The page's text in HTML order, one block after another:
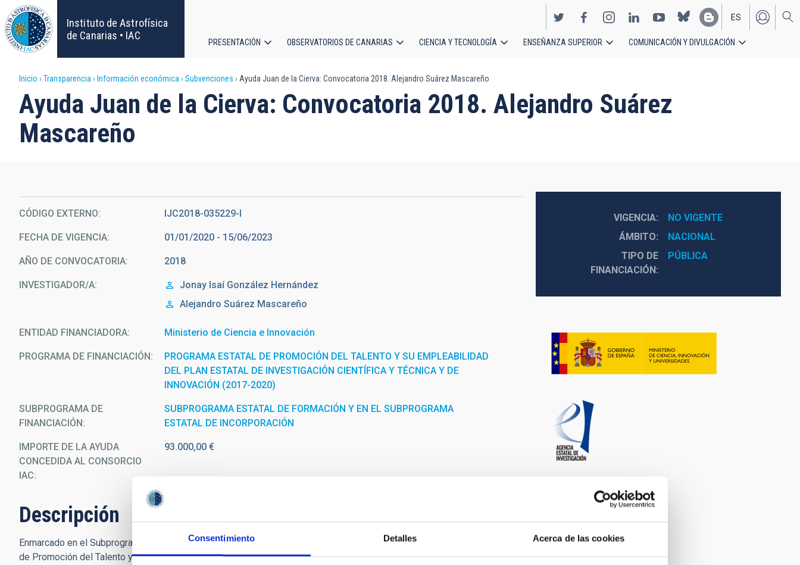
Consentimiento Detalles Acerca de las cookies
Pasar
al
contenido
principal
Instituto de Astrofísica
de Canarias • IAC
EN
ES
principal
PRESENTACIÓN OBSERVATORIOS DE CANARIAS CIENCIA Y TECNOLOGÍA ENSEÑANZA SUPERIOR COMUNICACIÓN Y DIVULGACIÓN
Sobrescribir
enlaces
de
a
la
navegación
Inicio Transparencia Información económica Subvenciones Ayuda Juan de la Cierva: Convocatoria 2018. Alejandro Suárez Mascareño
Ayuda Juan de la Cierva: Convocatoria 2018. Alejandro Suárez
Mascareño
CÓDIGO EXTERNO IJC2018-035229-I
FECHA DE VIGENCIA 01/01/2020 - 15/06/2023
AÑO DE CONVOCATORIA 2018
INVESTIGADOR/A Jonay Isaí González Hernández
Alejandro Suárez Mascareño
ENTIDAD FINANCIADORA Ministerio de Ciencia e Innovación
PROGRAMA DE FINANCIACIÓN
PROGRAMA ESTATAL DE PROMOCIÓN DEL TALENTO Y SU EMPLEABILIDAD
DEL PLAN ESTATAL DE INVESTIGACIÓN CIENTÍFICA Y TÉCNICA Y DE
INNOVACIÓN (2017-2020)
SUBPROGRAMA DE
FINANCIACIÓN
SUBPROGRAMA ESTATAL DE FORMACIÓN Y EN EL SUBPROGRAMA
ESTATAL DE INCORPORACIÓN
IMPORTE DE LA AYUDA
CONCEDIDA AL CONSORCIO
IAC
93.000,00 €
Descripción
Enmarcado en el Subprograma Estatal de Formación y en el Subprograma Estatal de Incorporación, del Programa Estatal
de Promoción del Talento y su Empleabilidad, en el marco del Plan Estatal de Investigación Científica y Técnica y de
VIGENCIA
NO VIGENTE
ÁMBITO
NACIONAL
TIPO DE
FINANCIACIÓN
PÚBLICA